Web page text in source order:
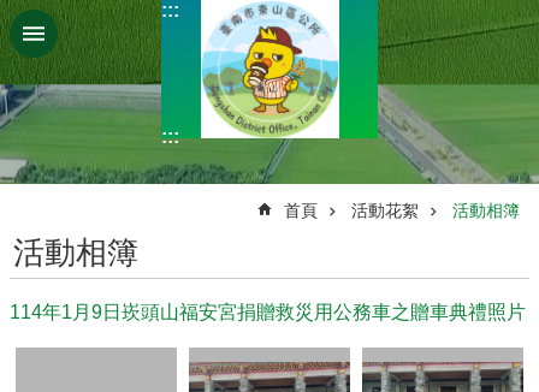
跳到主要內容區塊
搜
尋
進
階
尋
本
簡
:::
:::
首頁 活動花絮 活動相簿
活動相簿
114年1月9日崁頭山福安宮捐贈救災用公務車之贈車典禮照片